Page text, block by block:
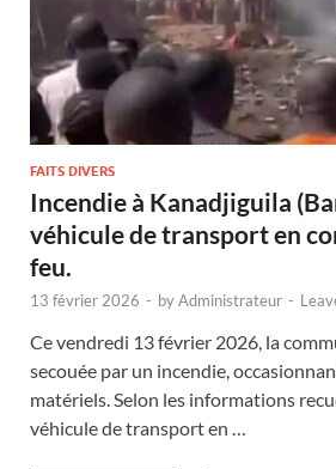
FAITS DIVERS
Incendie à Kanadjiguila
véhicule de transport en
feu.
13 février 2026 - byAdministrateur -
Ce vendredi 13 février 2026, la
secouée par un incendie,
matériels. Selon les informations
véhicule de transport en …